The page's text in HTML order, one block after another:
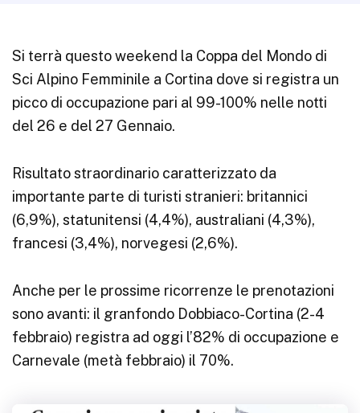
Si terrà questo weekend la Coppa del Mondo di
Sci Alpino Femminile a Cortina dove si registra un
picco di occupazione pari al 99-100% nelle notti
del 26 e del 27 Gennaio.
Risultato straordinario caratterizzato da
importante parte di turisti stranieri: britannici
(6,9%), statunitensi (4,4%), australiani (4,3%),
francesi (3,4%), norvegesi (2,6%).
Anche per le prossime ricorrenze le prenotazioni
sono avanti: il granfondo Dobbiaco-Cortina (2-4
febbraio) registra ad oggi l’82% di occupazione e
Carnevale (metà febbraio) il 70%.